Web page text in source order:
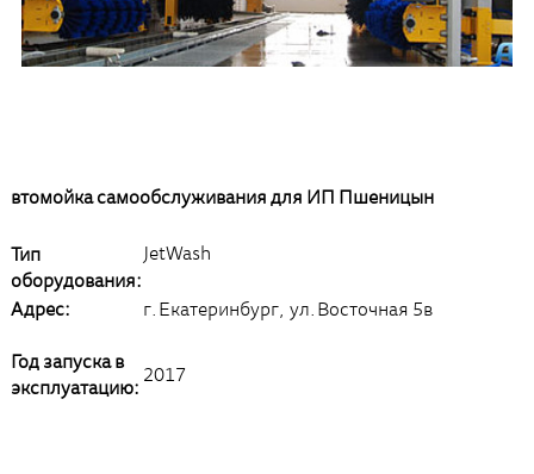
втомойка самообслуживания для ИП Пшеницын
Тип
оборудования:
JetWash
Адрес: г.Екатеринбург, ул.Восточная 5в
Год запуска в
эксплуатацию:
2017